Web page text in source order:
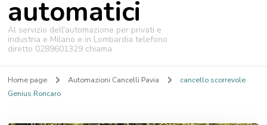
automatici
Al servizio dell'automazione per privati e
industria e Milano e in Lombardia telefono
diretto 0289601329 chiama
Home page Automazioni Cancelli Pavia
cancello scorrevole
Genius Roncaro